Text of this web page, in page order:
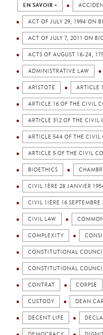
EN SAVOIR +
ACT OF JULY 29, 1994 ON
ACT OF JULY 7, 2011 ON
ACTS OF AUGUST 16-24,
ADMINISTRATIVE LAW
ARISTOTE ARTICLE
ARTICLE 16 OF THE CIVIL
ARTICLE 312 OF THE CIVIL
ARTICLE 544 OF THE CIVIL
ARTICLE 5 OF THE CIVIL
BIOETHICS
CIVIL 1ÈRE 28 JANVIER
CIVIL 1IÈRE 16
CIVIL LAW
COMPLEXITY
CONSTITUTIONAL
CONSTITUTIONAL
CONTRAT CORPSE
CUSTODY DEAN
DECENT LIFE